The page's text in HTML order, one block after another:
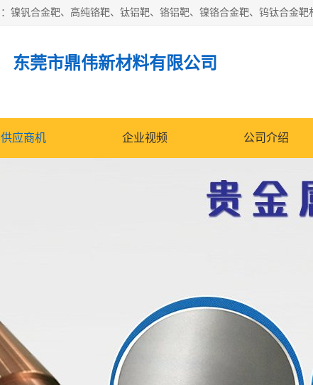
东莞市鼎伟新材料有限公司
供应商机 企业视频 公司介绍